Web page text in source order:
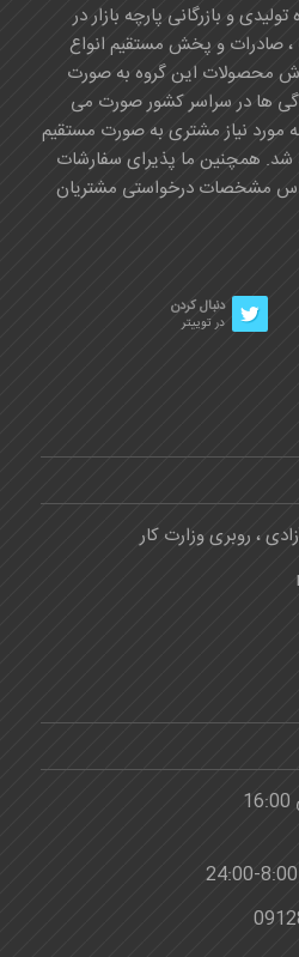
و بازرگانی پارچه بازار در
، صادرات و پخش مستقیم انواع
محصولات این گروه به صورت
ها در سراسر کشور صورت می
مورد نیاز مشتری به صورت مستقیم
شد. همچنین ما پذیرای سفارشات
مشخصات درخواستی مشتریان
دنبال کردن
در توییتر
، روبری وزارت کار